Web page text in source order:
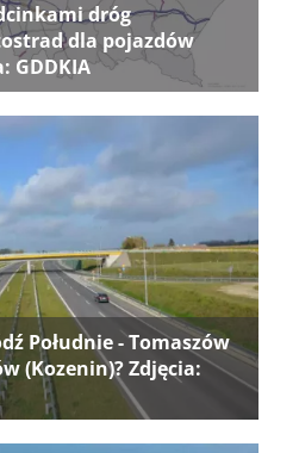
dróg
dla pojazdów
GDDKIA
Południe - Tomaszów
(Kozenin)? Zdjęcia: